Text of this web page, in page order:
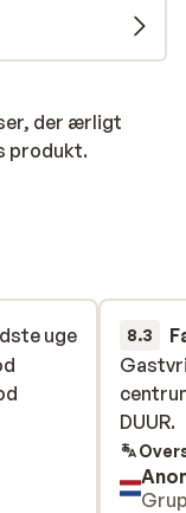
der ærligt
produkt.
uge
8.3
DUUR.
DUUR.